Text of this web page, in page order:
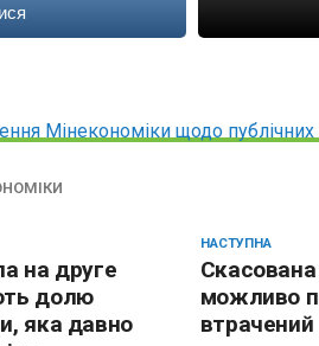
Мінекономіки щодо публічних
НАСТУПНА
Скасована
можливо
втрачений
на друге
долю
яка давно